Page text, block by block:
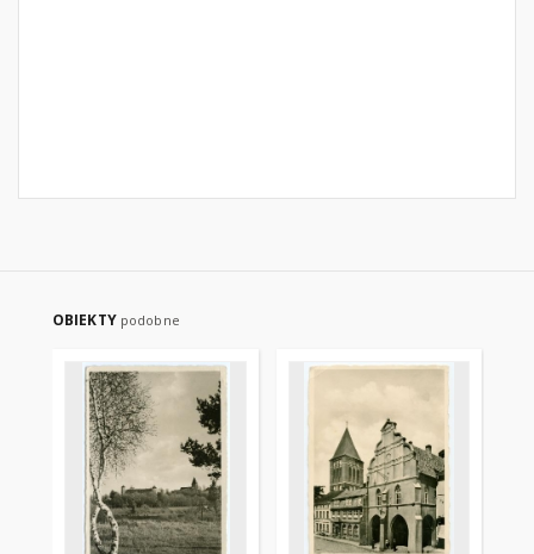
OBIEKTY podobne